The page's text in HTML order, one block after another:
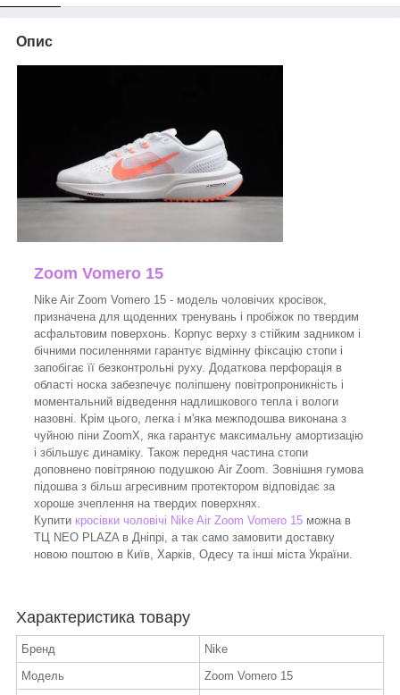
Опис
Zoom Vomero 15
Nike Air Zoom Vomero 15 - модель чоловічих кросівок,
призначена для щоденних тренувань і пробіжок по твердим
асфальтовим поверхонь. Корпус верху з стійким задником і
бічними посиленнями гарантує відмінну фіксацію стопи і
запобігає її безконтрольні руху. Додаткова перфорація в
області носка забезпечує поліпшену повітропроникність і
моментальний відведення надлишкового тепла і вологи
назовні. Крім цього, легка і м'яка межподошва виконана з
чуйною піни ZoomX, яка гарантує максимальну амортизацію
і збільшує динаміку. Також передня частина стопи
доповнено повітряною подушкою Air Zoom. Зовнішня гумова
підошва з більш агресивним протектором відповідає за
хороше зчеплення на твердих поверхнях.
Купити кросівки чоловічі Nike Air Zoom Vomero 15 можна в
ТЦ NEO PLAZA в Дніпрі, а так само замовити доставку
новою поштою в Київ, Харків, Одесу та інші міста України.
Характеристика товару
Бренд
Nike
Модель
Zoom Vomero 15